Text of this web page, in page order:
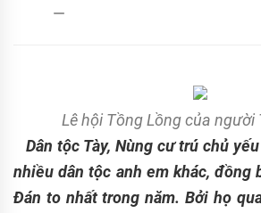
admin
Lê hội Tồng Lồng của người
Dân tộc Tày, Nùng cư trú chủ
nhiều dân tộc anh em khác, đồng
Đán to nhất trong năm. Bởi họ